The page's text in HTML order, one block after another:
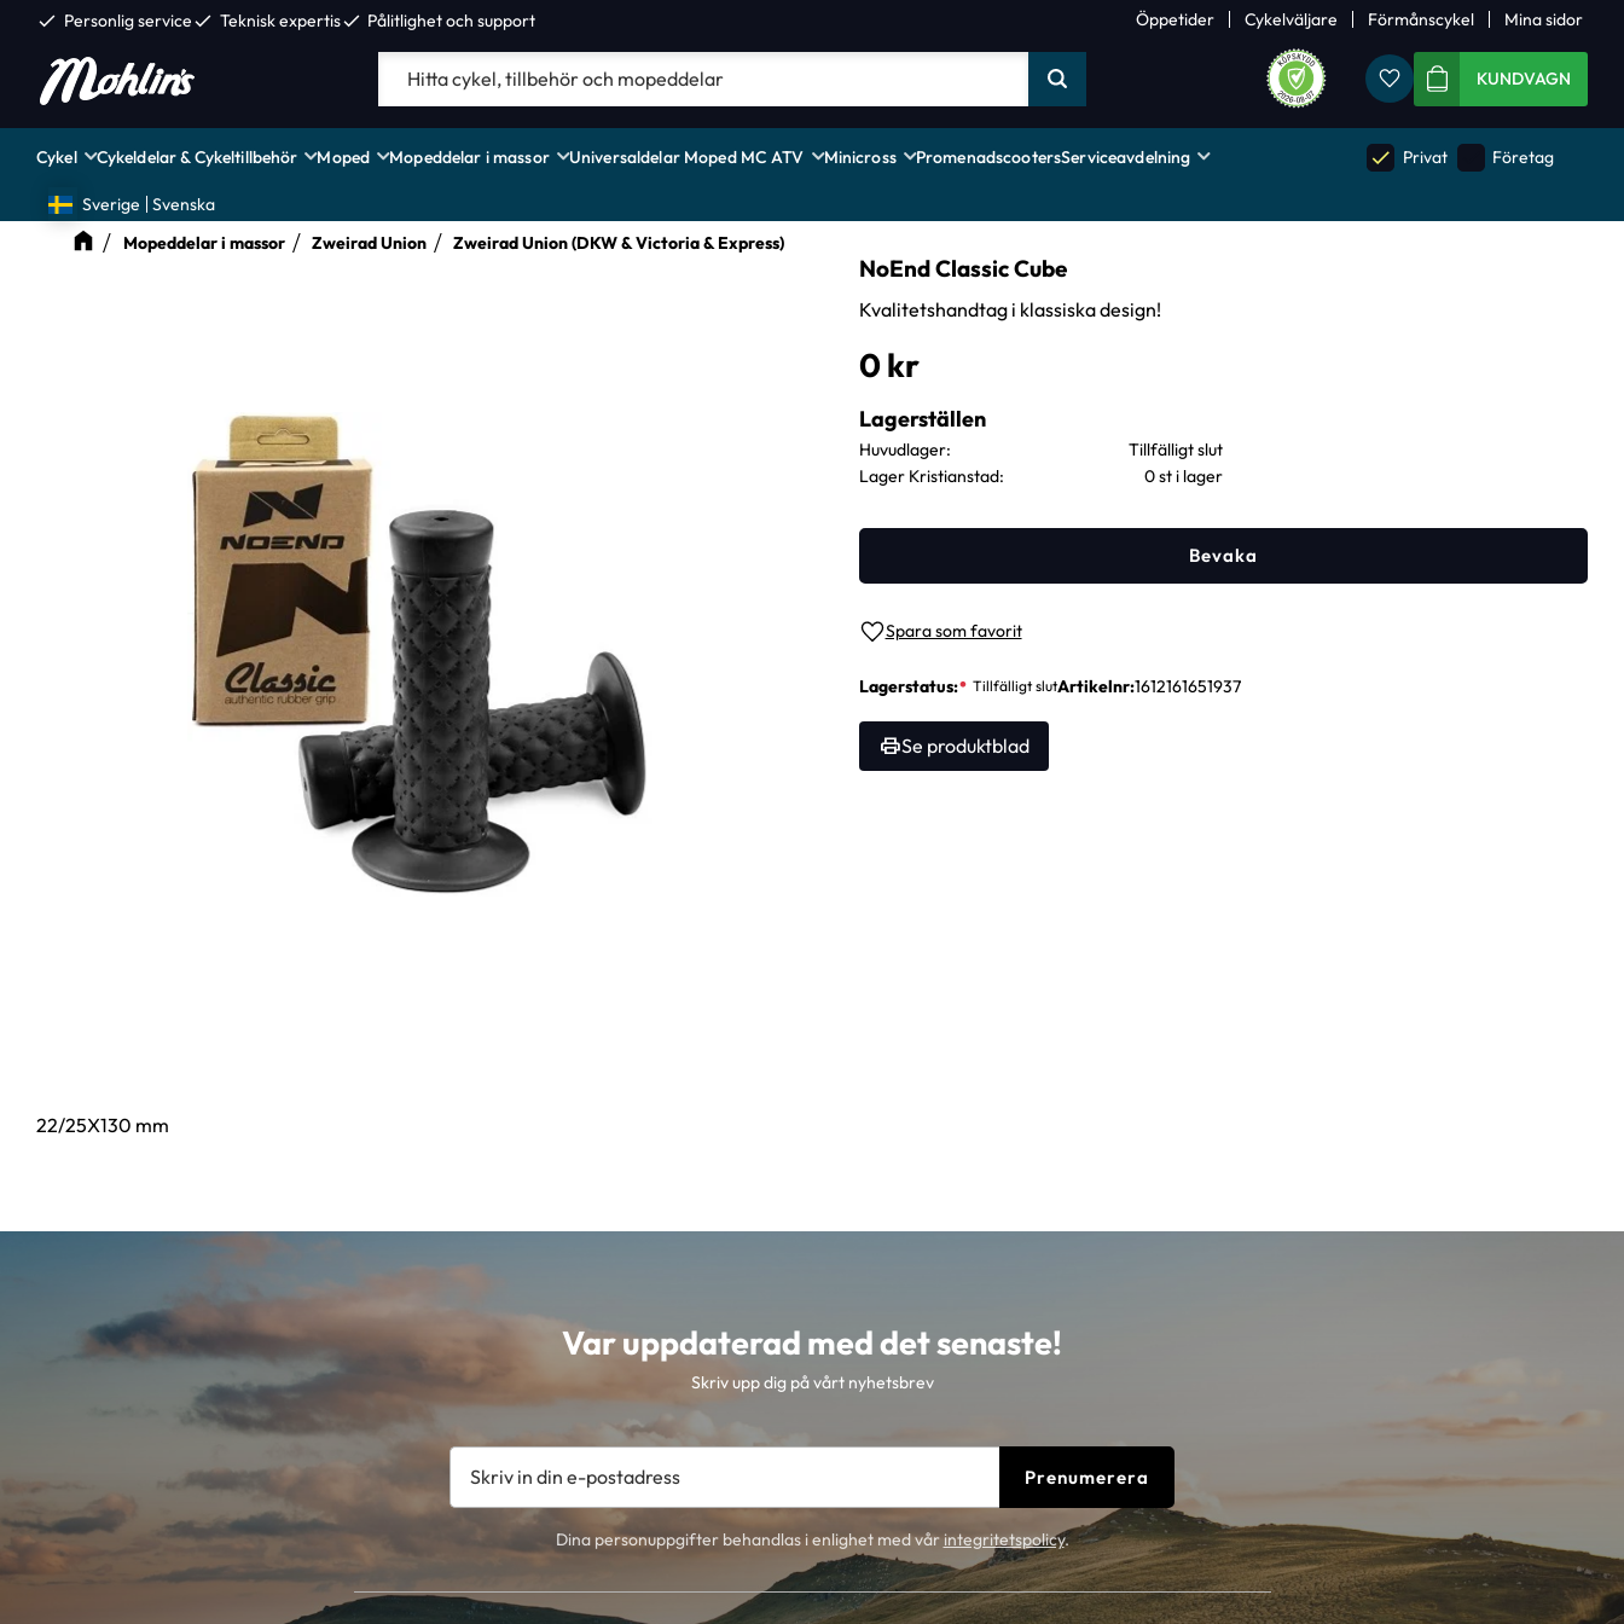
check Personlig servicecheck Teknisk expertischeck Pålitlighet och support Öppetider Cykelväljare Förmånscykel Mina sidor
FavoriterKUNDVAGN
Cykel Cykeldelar & Cykeltillbehör Moped Mopeddelar i massor Universaldelar Moped MC ATV Minicross PromenadscootersServiceavdelning done Privat Företag
Sverige
Svenska
Mopeddelar i massor
Zweirad Union Zweirad Union (DKW & Victoria & Express)
NoEnd Classic Cube
Kvalitetshandtag i klassiska design!
0kr
Lägg till i favoriter
Bevaka
Lagerstatus Artikelnr 1612161651937
Se produktblad
Lagerställen
Huvudlager
Lager Kristianstad
0 st i lager
22/25X130 mm
Var uppdaterad med det senaste!
Skriv upp dig på vårt nyhetsbrev
Prenumerera
Dina personuppgifter behandlas i enlighet med vårintegritetspolicy.